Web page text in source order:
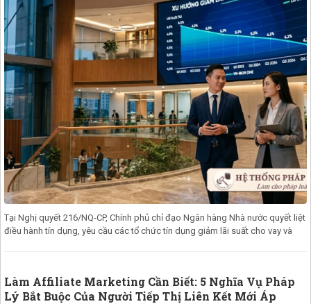
Tại Nghị quyết 216/NQ-CP, Chính phủ chỉ đạo Ngân hàng Nhà nước quyết liệt
điều hành tín dụng, yêu cầu các tổ chức tín dụng giảm lãi suất cho vay và
Làm Affiliate Marketing Cần Biết: 5 Nghĩa Vụ Pháp
Lý Bắt Buộc Của Người Tiếp Thị Liên Kết Mới Áp